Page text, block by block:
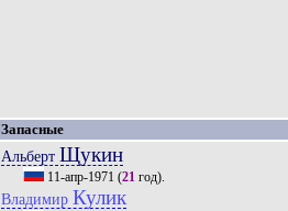
Запасные
Альберт Щукин
11-апр-1971 (21год).
Владимир Кулик